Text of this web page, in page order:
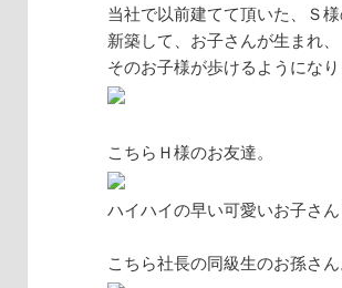
当社で以前建てて頂いた、Ｓ様
新築して、お子さんが生まれ、
そのお子様が歩けるようになり
こちらＨ様のお友達。
ハイハイの早い可愛いお子さん
こちら社長の同級生のお孫さん